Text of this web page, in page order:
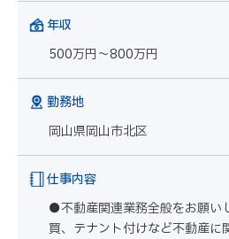
年収
500万円～800万円
勤務地
岡山県岡山市北区
仕事内容
●不動産関連業務全般をお願い
買、テナント付けなど不動産に